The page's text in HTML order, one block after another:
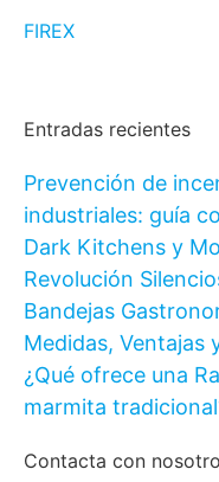
FIREX
Entradas recientes
Prevención de
industriales: guía
Dark Kitchens y
Revolución
Bandejas
Medidas, Ventajas
¿Qué ofrece una
marmita
Contacta con